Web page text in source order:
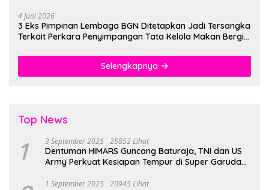
4 Juni 2026
3 Eks Pimpinan Lembaga BGN Ditetapkan Jadi Tersangka
Terkait Perkara Penyimpangan Tata Kelola Makan Bergizi
Selengkapnya
Top News
1 3 September 2025 25852 Lihat
Dentuman HIMARS Guncang Baturaja, TNI dan US
Army Perkuat Kesiapan Tempur di Super Garuda
1 September 2025 20945 Lihat